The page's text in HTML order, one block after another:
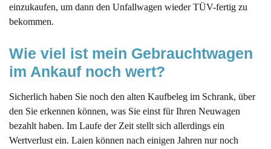
einzukaufen, um dann den Unfallwagen wieder TÜV-fertig zu
bekommen.
Wie viel ist mein Gebrauchtwagen
im Ankauf noch wert?
Sicherlich haben Sie noch den alten Kaufbeleg im Schrank, über
den Sie erkennen können, was Sie einst für Ihren Neuwagen
bezahlt haben. Im Laufe der Zeit stellt sich allerdings ein
Wertverlust ein. Laien können nach einigen Jahren nur noch